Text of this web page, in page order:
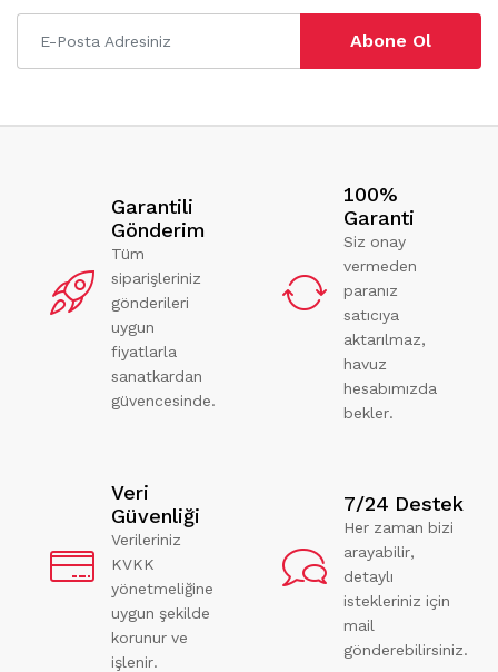
Abone Ol
Garantili
Gönderim
Tüm
siparişleriniz
gönderileri
uygun
fiyatlarla
sanatkardan
güvencesinde.
100%
Garanti
Siz onay
vermeden
paranız
satıcıya
aktarılmaz,
havuz
hesabımızda
bekler.
Veri
Güvenliği
Verileriniz
KVKK
yönetmeliğine
uygun şekilde
korunur ve
işlenir.
7/24 Destek
Her zaman bizi
arayabilir,
detaylı
istekleriniz için
mail
gönderebilirsiniz.